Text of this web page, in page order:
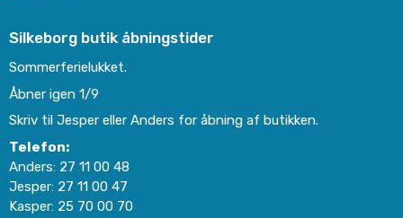
Silkeborg butik åbningstider
Sommerferielukket.
Åbner igen 1/9
Skriv til Jesper eller Anders for åbning af butikken.
Telefon:
Anders: 27 11 00 48
Jesper: 27 11 00 47
Kasper: 25 70 00 70